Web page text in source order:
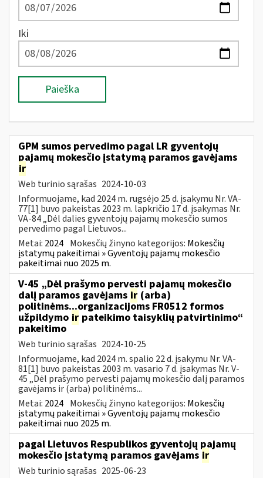
Iki
Paieška
GPM sumos pervedimo pagal LR gyventojų
pajamų mokesčio įstatymą paramos gavėjams
ir
Web turinio sąrašas 2024-10-03
Informuojame, kad 2024 m. rugsėjo 25 d. įsakymu Nr. VA-
77[1] buvo pakeistas 2023 m. lapkričio 17 d. įsakymas Nr.
VA-84 „Dėl dalies gyventojų pajamų mokesčio sumos
pervedimo pagal Lietuvos...
Metai: 2024 Mokesčių žinyno kategorijos: Mokesčių
įstatymų pakeitimai » Gyventojų pajamų mokesčio
pakeitimai nuo 2025 m.
V-45 „Dėl prašymo pervesti pajamų mokesčio
dalį paramos gavėjams ir (arba)
politinėms...organizacijoms FR0512 formos
užpildymo ir pateikimo taisyklių patvirtinimo“
pakeitimo
Web turinio sąrašas 2024-10-25
Informuojame, kad 2024 m. spalio 22 d. įsakymu Nr. VA-
81[1] buvo pakeistas 2003 m. vasario 7 d. įsakymas Nr. V-
45 „Dėl prašymo pervesti pajamų mokesčio dalį paramos
gavėjams ir (arba) politinėms...
Metai: 2024 Mokesčių žinyno kategorijos: Mokesčių
įstatymų pakeitimai » Gyventojų pajamų mokesčio
pakeitimai nuo 2025 m.
pagal Lietuvos Respublikos gyventojų pajamų
mokesčio įstatymą paramos gavėjams ir
Web turinio sąrašas 2025-06-23